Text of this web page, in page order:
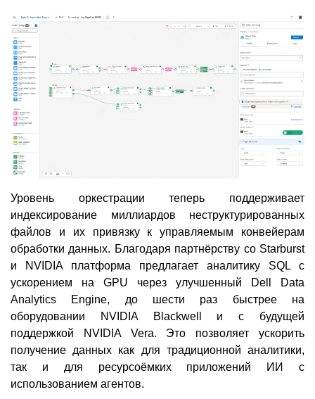
Уровень оркестрации теперь поддерживает
индексирование миллиардов неструктурированных
файлов и их привязку к управляемым конвейерам
обработки данных. Благодаря партнёрству со Starburst
и NVIDIA платформа предлагает аналитику SQL с
ускорением на GPU через улучшенный Dell Data
Analytics Engine, до шести раз быстрее на
оборудовании NVIDIA Blackwell и с будущей
поддержкой NVIDIA Vera. Это позволяет ускорить
получение данных как для традиционной аналитики,
так и для ресурсоёмких приложений ИИ с
использованием агентов.